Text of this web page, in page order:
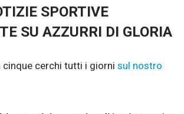
SPORTIVE
SU AZZURRI DI GLORIA
cinque cerchi tutti i giorni sul nostro